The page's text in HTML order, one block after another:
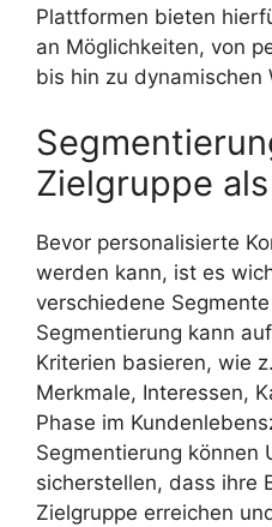
Plattformen bieten
an Möglichkeiten, von
bis hin zu dynamischen
Zielgruppe
Bevor personalisierte
werden kann, ist es
verschiedene
Segmentierung kann
Kriterien basieren, wie
Merkmale, Interessen,
Phase im
Segmentierung können
sicherstellen, dass ihre
Zielgruppe erreichen